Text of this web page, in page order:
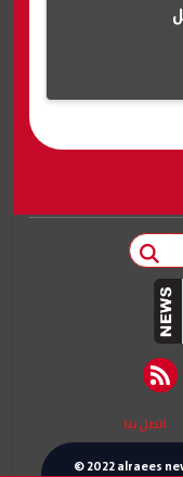
rss feed
اتصل بنا
© 2022 alraees